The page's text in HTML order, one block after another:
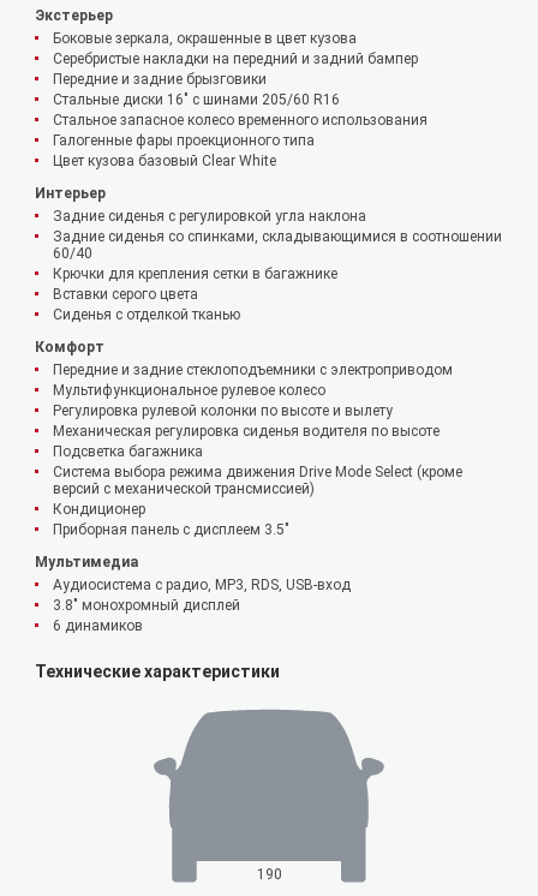
Экстерьер
Боковые зеркала, окрашенные в цвет кузова
Серебристые накладки на передний и задний бампер
Передние и задние брызговики
Стальные диски 16" с шинами 205/60 R16
Стальное запасное колесо временного использования
Галогенные фары проекционного типа
Цвет кузова базовый Clear White
Интерьер
Задние сиденья с регулировкой угла наклона
Задние сиденья со спинками, складывающимися в соотношении
60/40
Крючки для крепления сетки в багажнике
Вставки серого цвета
Сиденья с отделкой тканью
Комфорт
Передние и задние стеклоподъемники с электроприводом
Мультифункциональное рулевое колесо
Регулировка рулевой колонки по высоте и вылету
Механическая регулировка сиденья водителя по высоте
Подсветка багажника
Система выбора режима движения Drive Mode Select (кроме
версий с механической трансмиссией)
Кондиционер
Приборная панель с дисплеем 3.5"
Мультимедиа
Аудиосистема с радио, MP3, RDS, USB-вход
3.8" монохромный дисплей
6 динамиков
Технические характеристики
190